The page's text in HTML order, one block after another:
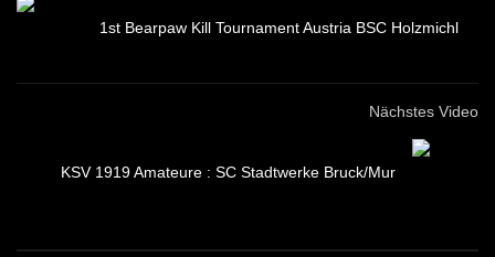
ECHTZEIT-TV 98
Der Natur auf der Spur – Johanniskraut
1st Bearpaw Kill Tournament Austria BSC Holzmichl
Nächstes Video
KSV 1919 Amateure : SC Stadtwerke Bruck/Mur